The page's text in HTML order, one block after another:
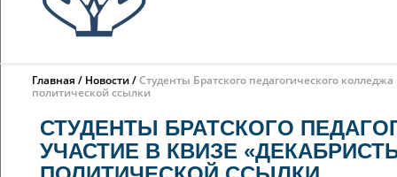
Главная Новости
Студенты Братского педагогического
политической ссылки
СТУДЕНТЫ БРАТСКОГО
УЧАСТИЕ В КВИЗЕ